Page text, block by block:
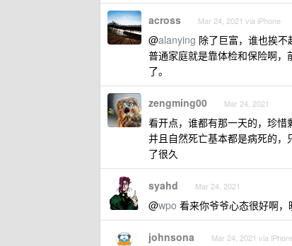
across Mar 24, 2021 via iPhone
@alanying 除了巨富，谁也挨不
普通家庭就是靠体检和保险啊
了。
zengming00 Mar 24, 2021
看开点，谁都有那一天的，珍惜
并且自然死亡基本都是病死的
了很久
syahd Mar 24, 2021
@wpo 看来你爷爷心态很好啊，
johnsona Mar 24, 2021 via